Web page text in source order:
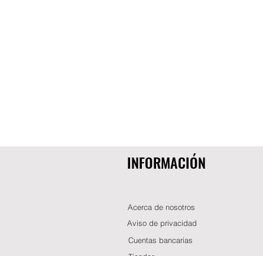
INFORMACIÓN
Acerca de nosotros
Aviso de privacidad
Cuentas bancarias